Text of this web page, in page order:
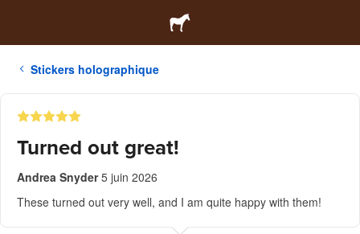
Stickers holographique
Turned out great!
Andrea Snyder 5 juin 2026
These turned out very well, and I am quite happy with them!